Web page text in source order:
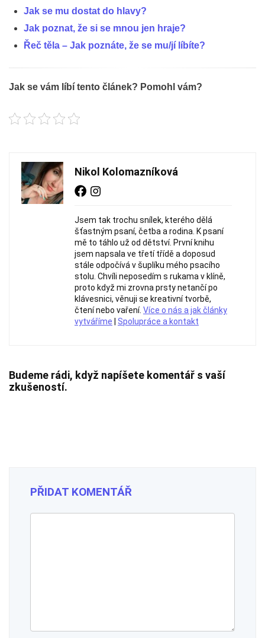
Jak se mu dostat do hlavy?
Jak poznat, že si se mnou jen hraje?
Řeč těla – Jak poznáte, že se mu/jí líbíte?
Jak se vám líbí tento článek? Pomohl vám?
Nikol Kolomazníková
Jsem tak trochu snílek, kterého dělá
šťastným psaní, četba a rodina. K psaní
mě to táhlo už od dětství. První knihu
jsem napsala ve třetí třídě a doposud
stále odpočívá v šuplíku mého psacího
stolu. Chvíli neposedím s rukama v klíně,
proto když mi zrovna prsty netančí po
klávesnici, věnuji se kreativní tvorbě,
čtení nebo vaření. Více o nás a jak články
vytváříme
Spolupráce a kontakt
Budeme rádi, když napíšete komentář s vaší
zkušeností.
PŘIDAT KOMENTÁŘ